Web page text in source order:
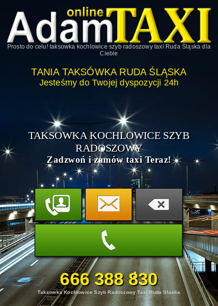
Prosto do celu!taksowka kochlowice szyb radoszowy taxi Ruda Śląska dla
Ciebie
TANIA TAKSÓWKA RUDA ŚLĄSKA
Jesteśmy do Twojej dyspozycji 24h
TAKSOWKA KOCHLOWICE SZYB
RADOSZOWY
Zadzwoń i zamów taxi Teraz!
666 388 830
Taksowka Kochlowice Szyb Radoszowy Taxi Ruda Slaska